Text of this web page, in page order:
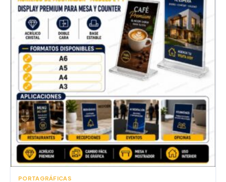
PORTAGRÁFICAS